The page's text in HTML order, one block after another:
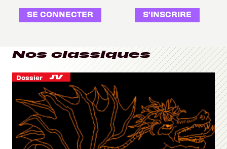
SE CONNECTER S'INSCRIRE
Nos classiques
Dossier